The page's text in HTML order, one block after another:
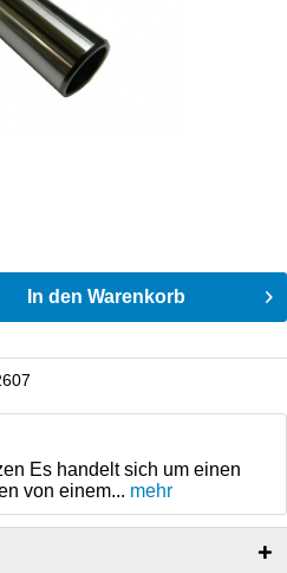
In den Warenkorb
Es handelt sich um einen
von einem... mehr